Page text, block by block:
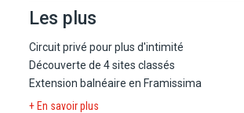
- Le programme
Les plus
Circuit privé pour plus d'intimité
Découverte de 4 sites classés
Extension balnéaire en Framissima
+ En savoir plus